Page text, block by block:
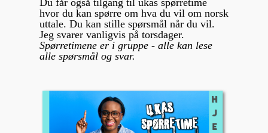
hvor du kan spørre om hva du vil om norsk
uttale. Du kan stille spørsmål når du vil.
Jeg svarer vanligvis på torsdager.
Spørretimene er i gruppe - alle kan lese
alle spørsmål og svar.